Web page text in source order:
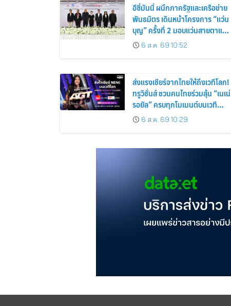
อีซี่มันนี่ ผนึกภาครัฐและเครือข่าย
พันธมิตร เดินหน้าโครงการ “แว่น
บุญ” ครั้งที่ 2 มอบแว่นสายตาแก่
ประชาชน 600 คน ขยายโอกาส
การมองเห็นสู่ชุมชนไทย
6 ส.ค. 69 10:52
ส่งแรงเชียร์จากไทยให้ถึงเวทีโลก!
ทรูวิชั่นส์ ชวนคนไทยร่วมลุ้น “เนเน่
รอยัล” ครบทุกโมเมนต์บนเวที
AMERICA’S GOT TALENT
SEASON 21
6 ส.ค. 69 10:29